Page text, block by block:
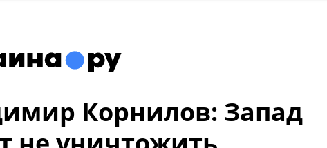
Корнилов: Запад